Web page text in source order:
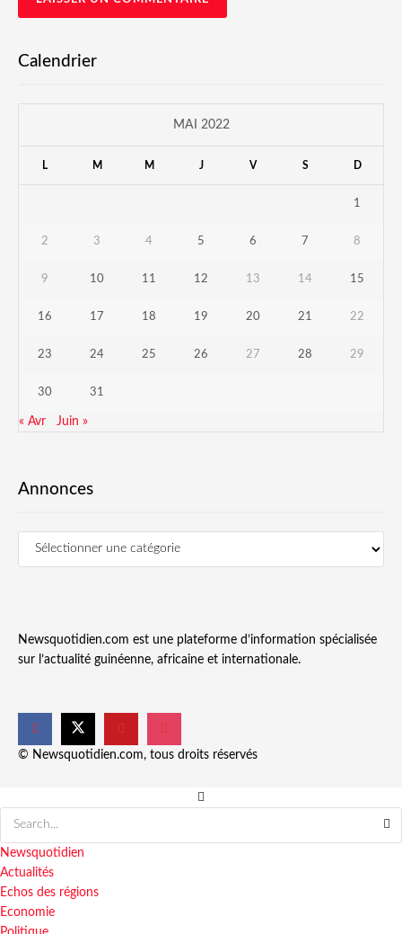
Calendrier
MAI 2022
L M M J V S D
1
2 3 4 5 6 7 8
9 10 11 12 13 14 15
16 17 18 19 20 21 22
23 24 25 26 27 28 29
30 31
« Avr Juin »
Annonces
Newsquotidien.com est une plateforme d’information spécialisée
sur l’actualité guinéenne, africaine et internationale.
© Newsquotidien.com, tous droits réservés
Newsquotidien
Actualités
Echos des régions
Economie